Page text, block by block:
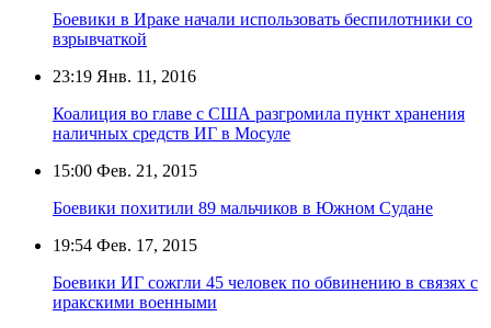
Боевики в Ираке начали использовать беспилотники со
взрывчаткой
23:19 Янв. 11, 2016
Коалиция во главе с США разгромила пункт хранения
наличных средств ИГ в Мосуле
15:00 Фев. 21, 2015
Боевики похитили 89 мальчиков в Южном Судане
19:54 Фев. 17, 2015
Боевики ИГ сожгли 45 человек по обвинению в связях с
иракскими военными